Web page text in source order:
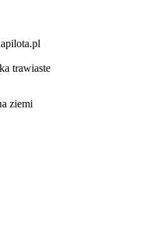
trawiaste
ziemi